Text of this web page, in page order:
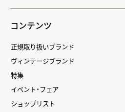
コンテンツ
正規取り扱いブランド
ヴィンテージブランド
特集
イベント・フェア
ショップリスト